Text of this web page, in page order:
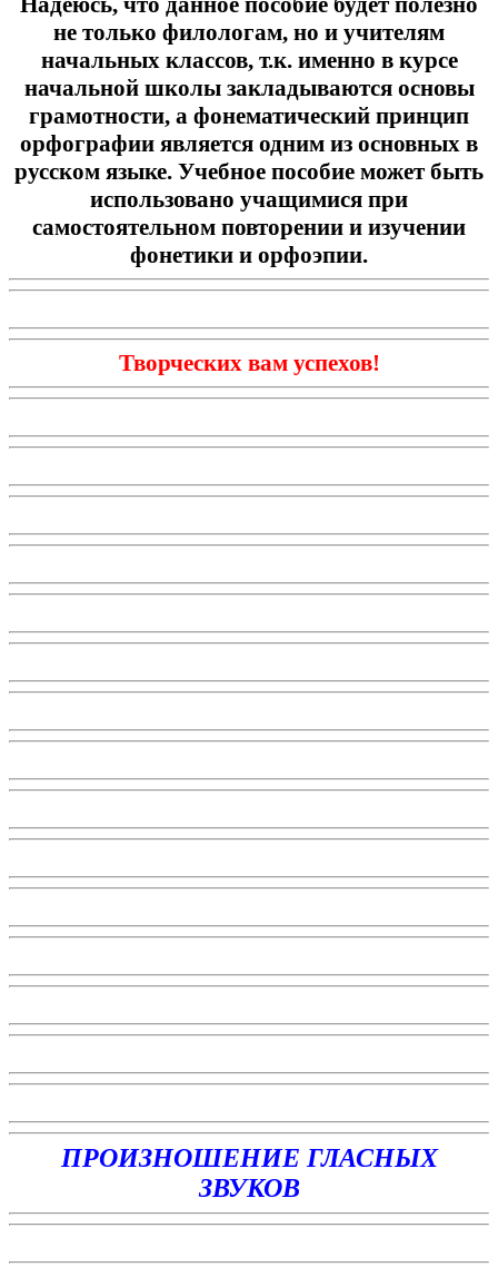
не только филологам, но и учителям
начальных классов, т.к. именно в курсе
начальной школы закладываются основы
грамотности, а фонематический принцип
орфографии является одним из основных в
русском языке. Учебное пособие может быть
использовано учащимися при
самостоятельном повторении и изучении
фонетики и орфоэпии.
Творческих вам успехов!
ПРОИЗНОШЕНИЕ ГЛАСНЫХ
ЗВУКОВ